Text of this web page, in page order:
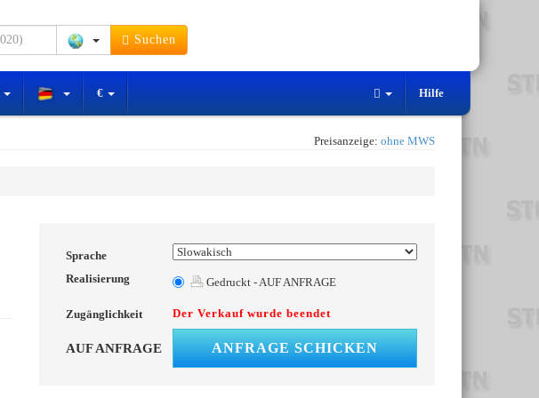
Suchen
€ Hilfe
Preisanzeige: ohne MWS
Sprache
Realisierung
Gedruckt - AUF ANFRAGE
Zugänglichkeit Der Verkauf wurde beendet
AUF ANFRAGE ANFRAGE SCHICKEN